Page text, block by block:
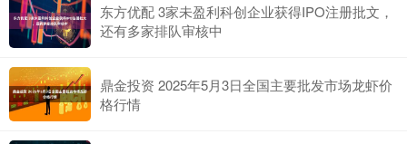
东方优配 3家未盈利科创企业获得IPO注册批文，
还有多家排队审核中
鼎金投资 2025年5月3日全国主要批发市场龙虾价
格行情